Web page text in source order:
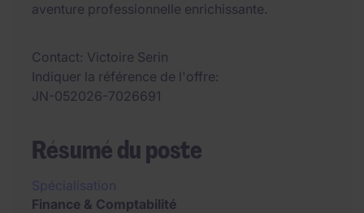
aventure professionnelle enrichissante.
Contact Victoire Serin
Indiquer la référence de l'offre
JN-052026-7026691
Résumé du poste
Finance & Comptabilité